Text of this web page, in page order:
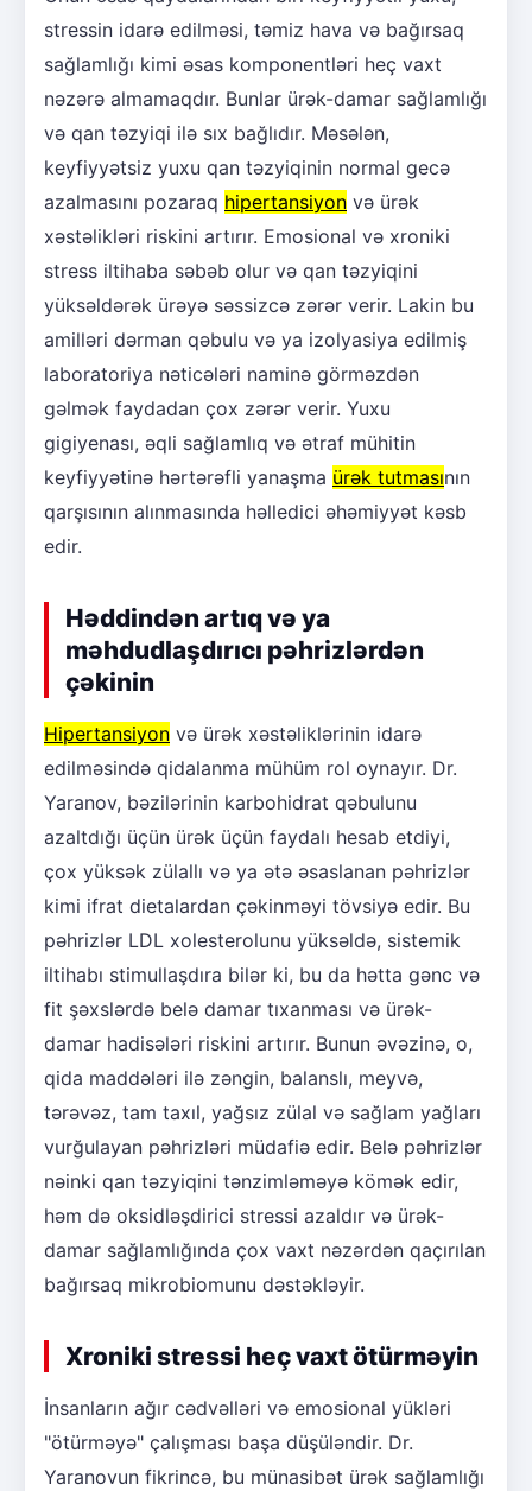
stressin idarə edilməsi, təmiz hava və bağırsaq
sağlamlığı kimi əsas komponentləri heç vaxt
nəzərə almamaqdır. Bunlar ürək-damar sağlamlığı
və qan təzyiqi ilə sıx bağlıdır. Məsələn,
keyfiyyətsiz yuxu qan təzyiqinin normal gecə
azalmasını pozaraq hipertansiyon və ürək
xəstəlikləri riskini artırır. Emosional və xroniki
stress iltihaba səbəb olur və qan təzyiqini
yüksəldərək ürəyə səssizcə zərər verir. Lakin bu
amilləri dərman qəbulu və ya izolyasiya edilmiş
laboratoriya nəticələri naminə görməzdən
gəlmək faydadan çox zərər verir. Yuxu
gigiyenası, əqli sağlamlıq və ətraf mühitin
keyfiyyətinə hərtərəfli yanaşma ürək tutmasının
qarşısının alınmasında həlledici əhəmiyyət kəsb
edir.
Həddindən artıq və ya
məhdudlaşdırıcı pəhrizlərdən
çəkinin
Hipertansiyon və ürək xəstəliklərinin idarə
edilməsində qidalanma mühüm rol oynayır. Dr.
Yaranov, bəzilərinin karbohidrat qəbulunu
azaltdığı üçün ürək üçün faydalı hesab etdiyi,
çox yüksək zülallı və ya ətə əsaslanan pəhrizlər
kimi ifrat dietalardan çəkinməyi tövsiyə edir. Bu
pəhrizlər LDL xolesterolunu yüksəldə, sistemik
iltihabı stimullaşdıra bilər ki, bu da hətta gənc və
fit şəxslərdə belə damar tıxanması və ürək-
damar hadisələri riskini artırır. Bunun əvəzinə, o,
qida maddələri ilə zəngin, balanslı, meyvə,
tərəvəz, tam taxıl, yağsız zülal və sağlam yağları
vurğulayan pəhrizləri müdafiə edir. Belə pəhrizlər
nəinki qan təzyiqini tənzimləməyə kömək edir,
həm də oksidləşdirici stressi azaldır və ürək-
damar sağlamlığında çox vaxt nəzərdən qaçırılan
bağırsaq mikrobiomunu dəstəkləyir.
Xroniki stressi heç vaxt ötürməyin
İnsanların ağır cədvəlləri və emosional yükləri
"ötürməyə" çalışması başa düşüləndir. Dr.
Yaranovun fikrincə, bu münasibət ürək sağlamlığı